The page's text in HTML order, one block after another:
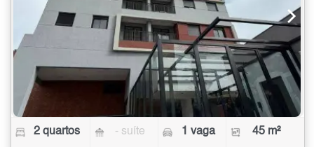
2 quartos - suíte 1 vaga 45 m²